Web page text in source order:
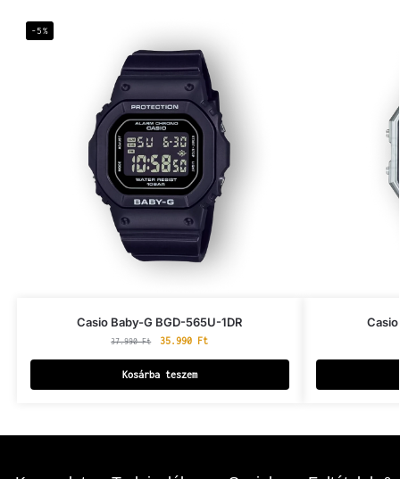
-5%
Casio Baby-G BGD-565U-1DR
37.990Ft 35.990 Ft
Kosárba teszem